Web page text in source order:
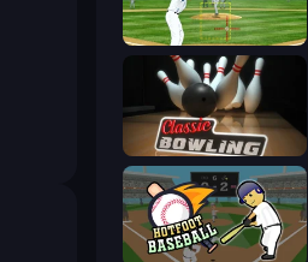
Baseball
Classic Bowling